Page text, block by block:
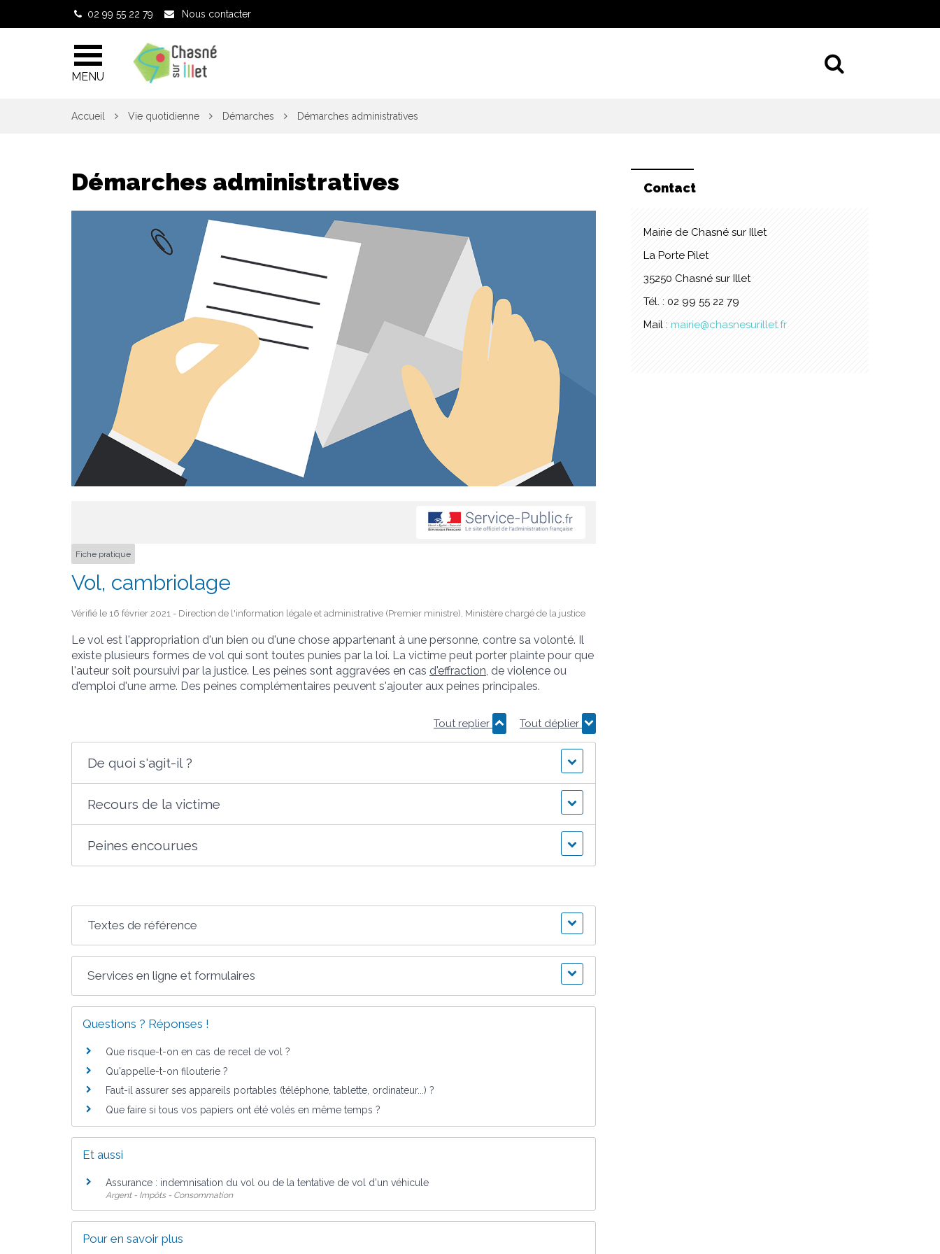
02 99 55 22 79 Nous contacter
MENU
Accueil Vie quotidienne Démarches Démarches administratives
Démarches administratives
Fiche pratique
Vol, cambriolage
Vérifié le 16 février 2021 - Direction de l'information légale et administrative (Premier ministre), Ministère chargé de la justice
Le vol est l'appropriation d'un bien ou d'une chose appartenant à une personne, contre sa volonté. Il
existe plusieurs formes de vol qui sont toutes punies par la loi. La victime peut porter plainte pour que
l'auteur soit poursuivi par la justice. Les peines sont aggravées en cas d'effraction, de violence ou
d'emploi d'une arme. Des peines complémentaires peuvent s'ajouter aux peines principales.
Tout replier Tout déplier
De quoi s'agit-il ?
Recours de la victime
Peines encourues
Textes de référence
Services en ligne et formulaires
Questions ? Réponses !
Que risque-t-on en cas de recel de vol ?
Qu'appelle-t-on filouterie ?
Faut-il assurer ses appareils portables (téléphone, tablette, ordinateur...) ?
Que faire si tous vos papiers ont été volés en même temps ?
Et aussi
Assurance : indemnisation du vol ou de la tentative de vol d'un véhicule
Argent - Impôts - Consommation
Pour en savoir plus
Contact
Mairie de Chasné sur Illet
La Porte Pilet
35250 Chasné sur Illet
Tél. : 02 99 55 22 79
Mail : mairie@chasnesurillet.fr